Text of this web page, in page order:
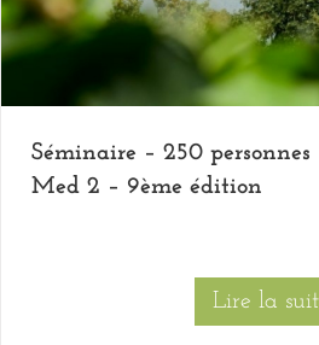
Séminaire – 250 personnes
Med 2 – 9ème édition
Lire la